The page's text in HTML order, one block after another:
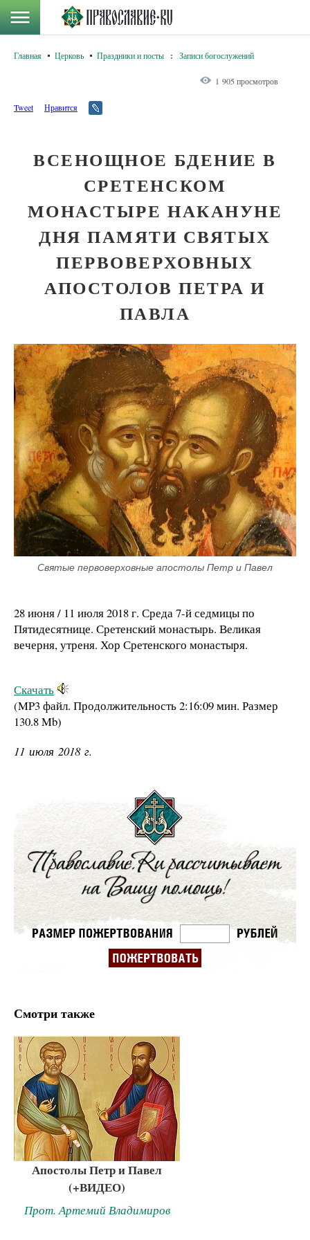
Главная Церковь Праздники и посты : Записи богослужений
1 905 просмотров
Tweet Нравится
ВСЕНОЩНОЕ БДЕНИЕ В
СРЕТЕНСКОМ
МОНАСТЫРЕ НАКАНУНЕ
ДНЯ ПАМЯТИ СВЯТЫХ
ПЕРВОВЕРХОВНЫХ
АПОСТОЛОВ ПЕТРА И
ПАВЛА
Святые первоверховные апостолы Петр и Павел
28 июня / 11 июля 2018 г. Среда 7-й седмицы по
Пятидесятнице. Сретенский монастырь. Великая
вечерня, утреня. Хор Сретенского монастыря.
Скачать
(MP3 файл. Продолжительность2:16:09 мин. Размер
130.8 Mb)
11 июля 2018 г.
Смотри также
Апостолы Петр и Павел
(+ВИДЕО)
Прот. Артемий Владимиров